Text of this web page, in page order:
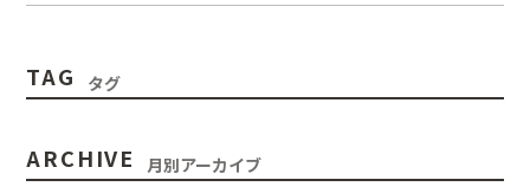
TAG タグ
ARCHIVE 月別アーカイブ